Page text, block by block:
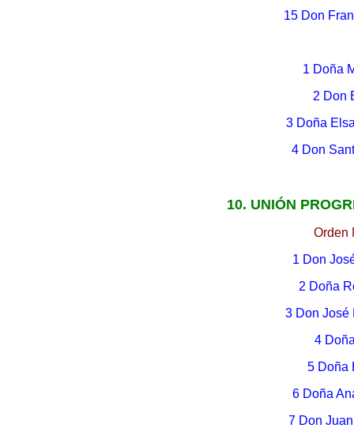
15 Don
1 Doña
2 Don
3 Doña
4 Don
10. UNIÓN
Orden
1 Don
2 Doña
3 Don José
4
5 Doña
6 Doña
7 Don